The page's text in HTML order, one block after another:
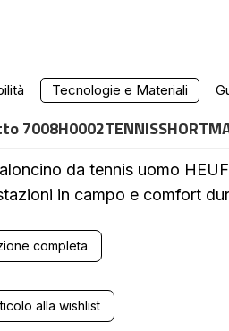
Tecnologie e Materiali
DA
da tennis uomo
in campo e comfort
completa
alla wishlist